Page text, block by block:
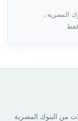
المصرية ،
من البنوك المصرية